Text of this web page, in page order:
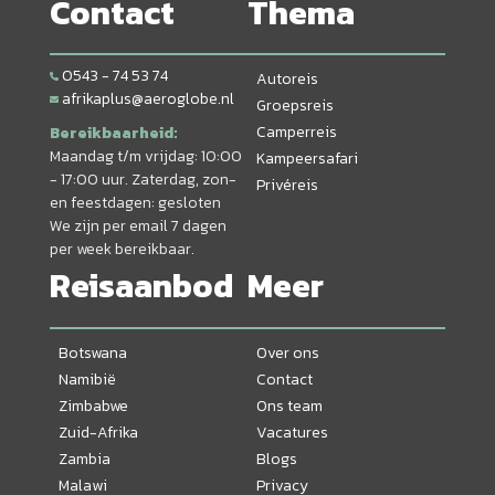
Contact
0543 - 74 53 74
afrikaplus@aeroglobe.nl
Bereikbaarheid:
Maandag t/m vrijdag: 10:00
- 17:00 uur. Zaterdag, zon-
en feestdagen: gesloten
We zijn per email 7 dagen
per week bereikbaar.
Thema
Autoreis
Groepsreis
Camperreis
Kampeersafari
Privéreis
Reisaanbod
Botswana
Namibië
Zimbabwe
Zuid-Afrika
Zambia
Malawi
Meer
Over ons
Contact
Ons team
Vacatures
Blogs
Privacy